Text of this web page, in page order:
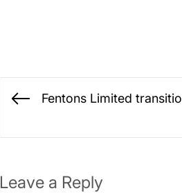
Post
navigation
Previous
Fentons Limited
Leave a Reply